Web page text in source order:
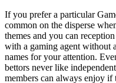
If you prefer a particular
common on the disperse
themes and you can
with a gaming agent without
names for your attention.
bettors never like
members can always enjoy if